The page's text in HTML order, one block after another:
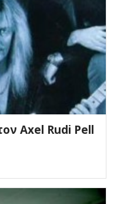
Axel Rudi Pell